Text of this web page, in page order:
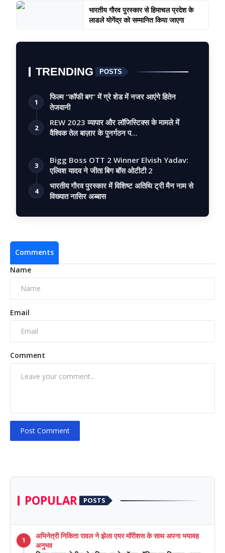
भारतीय गौरव पुरस्कार से हिमाचल प्रदेश के
लाडले योगेंद्र को सम्मानित किया जाएगा
TRENDING POSTS
1
फिल्म “कॉफी बग” में ग्रे शेड में नजर आएंगे हितेन
तेजवानी
2
REW 2023 व्यापार और लॉजिस्टिक्स के मामले में
वैश्विक तेल बाज़ार के पुनर्गठन प…
3
Bigg Boss OTT 2 Winner Elvish Yadav:
एल्विश यादव ने जीता बिग बॉस ओटीटी 2
4
भारतीय गौरव पुरस्कार में विशिष्ट अतिथि ट्री मैन नाम से
विख्यात नासिर अब्बास
Comments
Name
Email
Comment
Post Comment
POPULAR POSTS
1
अभिनेत्री निकिता रावल ने झेला एयर मॉरीशस के साथ अपना भयावह
अनुभव